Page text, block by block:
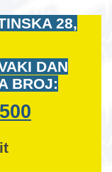
28,
DAN
BROJ: